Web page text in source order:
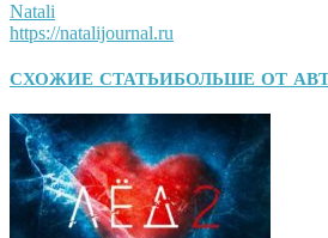
Natali
https://natalijournal.ru
СХОЖИЕ СТАТЬИБОЛЬШЕ ОТ